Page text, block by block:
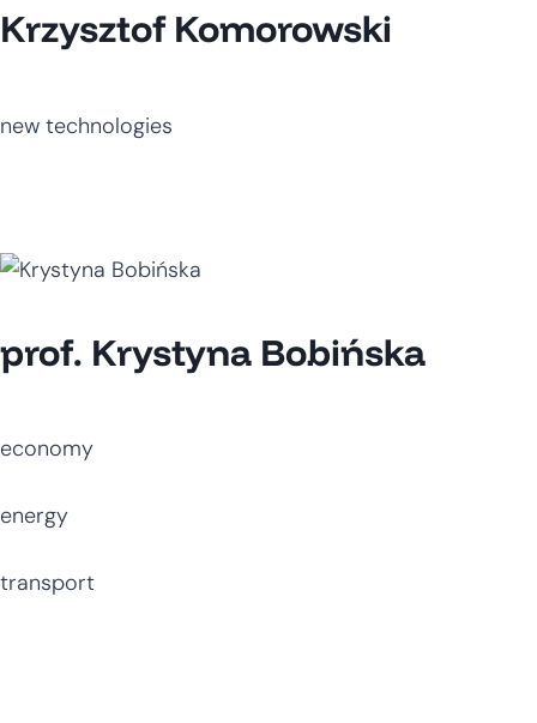
Krzysztof Komorowski
new technologies
prof. Krystyna Bobińska
economy
energy
transport